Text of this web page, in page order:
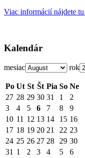
Viac informácií nájdete tu
Kalendár
mesiac rok
Po Ut St Št Pia So Ne
27 28 29 30 31 1
2
3
4 5 6 7 8
9
10 11 12 13 14 15 16
17 18 19 20 21 22 23
24 25 26 27 28 29 30
31 1 2 3 4 5 6